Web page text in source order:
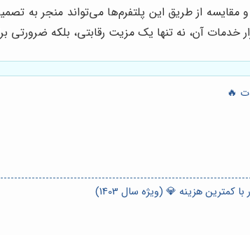
از طریق این پلتفرم‌ها می‌تواند منجر به
خدمات آن، نه تنها یک مزیت رقابتی، بلکه ضرورتی
🔥
هزینه 💎 (ویژه سال 1403)